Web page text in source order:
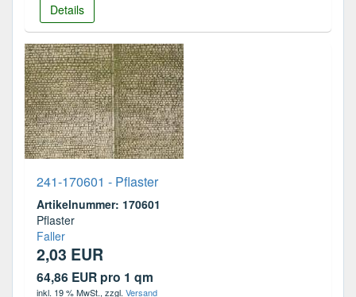
Details
241-170601 - Pflaster
Artikelnummer: 170601
Pflaster
Faller
2,03 EUR
64,86 EUR pro 1 qm
inkl. 19 % MwSt., zzgl. Versand